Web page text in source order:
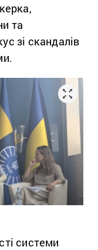
та
зі скандалів
системи